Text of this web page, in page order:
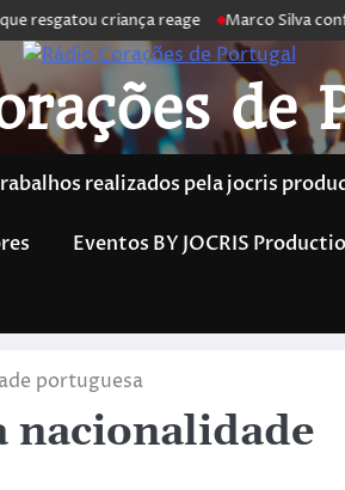
resgatou criança reage Marco Silva
de
realizados pela jocris
Eventos BY JOCRIS
portuguesa
nacionalidade